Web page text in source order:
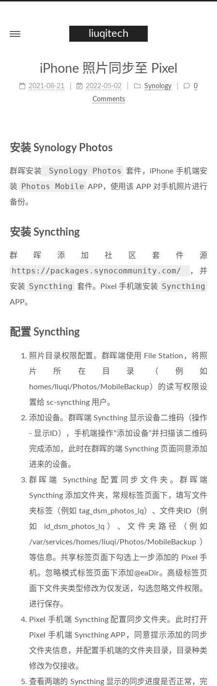
liuqitech
iPhone 照片同步至 Pixel
2021-08-21 2022-05-02 Synology
0
Comments
安装 Synology Photos
群晖安装 Synology Photos
套件，iPhone 手机端安
装 Photos Mobile APP，使用该 APP 对手机照片进行
备份。
安装 Syncthing
群晖添加社区套件源
https://packages.synocommunity.com/
，并
安装 Syncthing 套件。Pixel 手机端安装 Syncthing
APP。
配置 Syncthing
照片目录权限配置。群晖端使用 File Station，将照
片所在目录（例如
homes/liuqi/Photos/MobileBackup）的读写权限设
置给 sc-syncthing 用户。
添加设备。群晖端 Syncthing 显示设备二维码（操作
- 显示ID），手机端操作“添加设备”并扫描该二维码
完成添加，此时在群晖的端 Syncthing 页面同意添加
进来的设备。
群晖端 Syncthing 配置同步文件夹。群晖端
Syncthing 添加文件夹，常规标签页面下，填写文件
夹标签（例如 tag_dsm_photos_lq）、文件夹ID（例
如 id_dsm_photos_lq）、文件夹路径（例如
/var/services/homes/liuqi/Photos/MobileBackup）
等信息。共享标签页面下勾选上一步添加的 Pixel 手
机。忽略模式标签页面下添加@eaDir。高级标签页
面下文件夹类型修改为仅发送，勾选忽略文件权限。
进行保存。
Pixel 手机端 Syncthing 配置同步文件夹。此时打开
Pixel 手机端 Syncthing APP，同意提示添加的同步
文件夹信息，并配置手机端的文件夹目录，目录种类
修改为仅接收。
查看两端的 Syncthing 显示的同步进度是否正常，完